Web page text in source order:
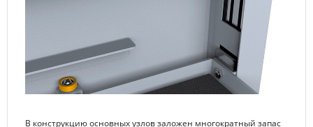
В конструкцию основных узлов заложен многократный запас